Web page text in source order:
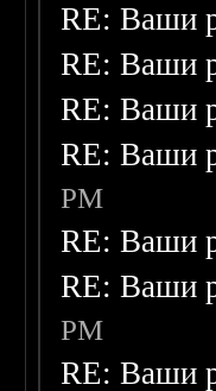
RE: Ваши
RE: Ваши
RE: Ваши
RE: Ваши
PM
RE: Ваши
RE: Ваши
PM
RE: Ваши